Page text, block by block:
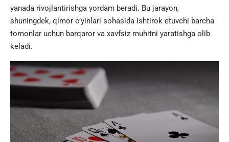
yanada rivojlantirishga yordam beradi. Bu jarayon,
shuningdek, qimor o’yinlari sohasida ishtirok etuvchi barcha
tomonlar uchun barqaror va xavfsiz muhitni yaratishga olib
keladi.